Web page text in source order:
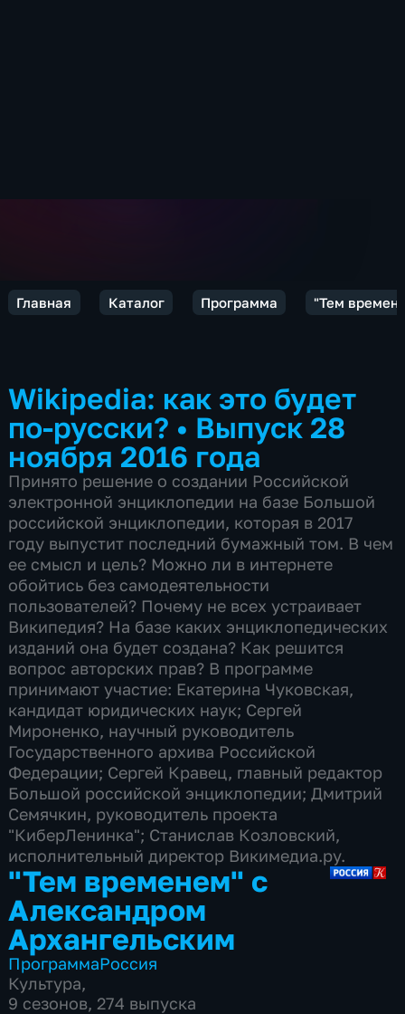
Главная Каталог Программа "Тем
Wikipedia: как это будет
по-русски? • Выпуск 28
ноября 2016 года
Принято решение о создании Российской
электронной энциклопедии на базе Большой
российской энциклопедии, которая в 2017
году выпустит последний бумажный том. В чем
ее смысл и цель? Можно ли в интернете
обойтись без самодеятельности
пользователей? Почему не всех устраивает
Википедия? На базе каких энциклопедических
изданий она будет создана? Как решится
вопрос авторских прав? В программе
принимают участие: Екатерина Чуковская,
кандидат юридических наук; Сергей
Мироненко, научный руководитель
Государственного архива Российской
Федерации; Сергей Кравец, главный редактор
Большой российской энциклопедии; Дмитрий
Семячкин, руководитель проекта
"КиберЛенинка"; Станислав Козловский,
исполнительный директор Викимедиа.ру.
"Тем временем" с
Александром
Архангельским
ПрограммаРоссия
Культура,
9 сезонов, 274 выпуска